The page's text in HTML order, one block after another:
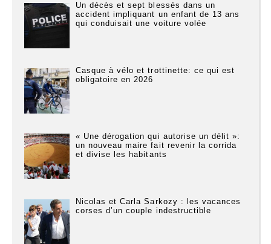
Un décès et sept blessés dans un
accident impliquant un enfant de 13 ans
qui conduisait une voiture volée
Casque à vélo et trottinette: ce qui est
obligatoire en 2026
« Une dérogation qui autorise un délit »:
un nouveau maire fait revenir la corrida
et divise les habitants
Nicolas et Carla Sarkozy : les vacances
corses d’un couple indestructible